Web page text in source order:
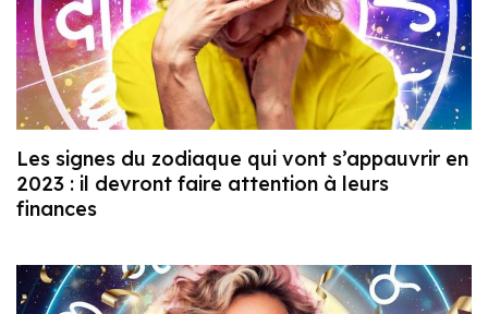
Les signes du zodiaque qui vont s’appauvrir en
2023 : il devront faire attention à leurs
finances